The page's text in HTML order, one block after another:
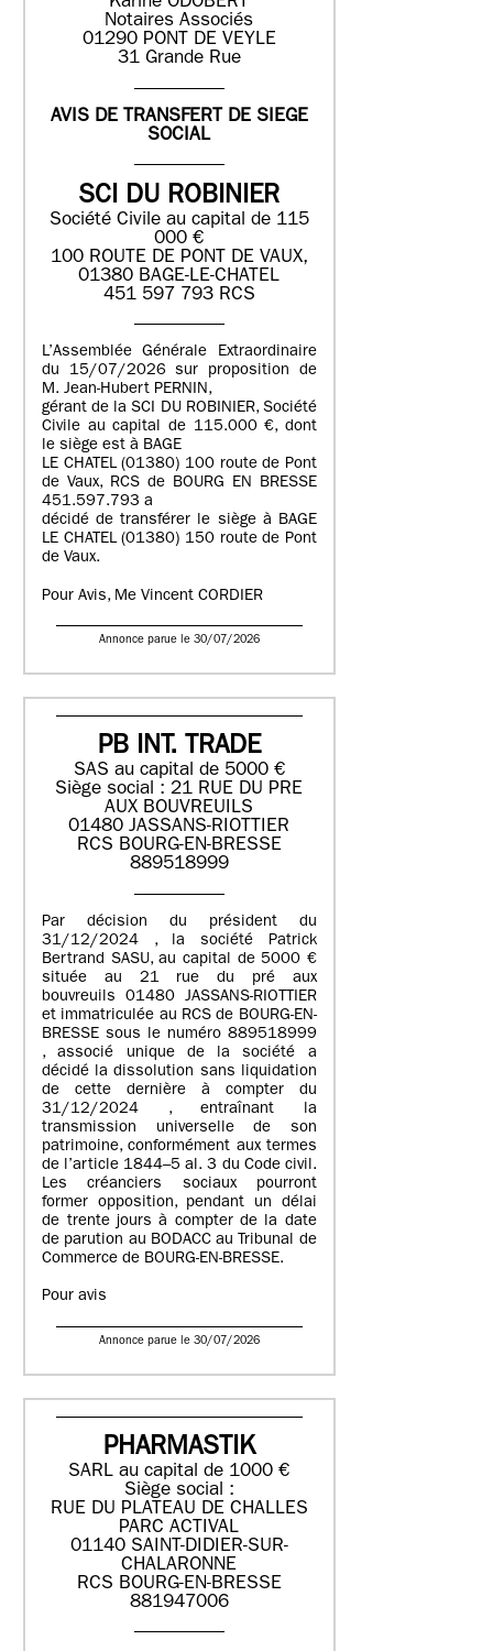
Notaires Associés
01290 PONT DE VEYLE
31 Grande Rue
AVIS DE TRANSFERT DE SIEGE
SOCIAL
SCI DU ROBINIER
Société Civile au capital de 115
000 €
100 ROUTE DE PONT DE VAUX,
01380 BAGE-LE-CHATEL
451 597 793 RCS
L’Assemblée Générale Extraordinaire
du 15/07/2026 sur proposition de
M. Jean-Hubert PERNIN,
gérant de la SCI DU ROBINIER, Société
Civile au capital de 115.000 €, dont
le siège est à BAGE
LE CHATEL (01380) 100 route de Pont
de Vaux, RCS de BOURG EN BRESSE
451.597.793 a
décidé de transférer le siège à BAGE
LE CHATEL (01380) 150 route de Pont
de Vaux.
Pour Avis, Me Vincent CORDIER
Annonce parue le 30/07/2026
PB INT. TRADE
SAS au capital de 5000 €
Siège social : 21 RUE DU PRE
AUX BOUVREUILS
01480 JASSANS-RIOTTIER
RCS BOURG-EN-BRESSE
889518999
Par décision du président du
31/12/2024 , la société Patrick
Bertrand SASU, au capital de 5000 €
située au 21 rue du pré aux
bouvreuils 01480 JASSANS-RIOTTIER
et immatriculée au RCS de BOURG-EN-
BRESSE sous le numéro 889518999
, associé unique de la société a
décidé la dissolution sans liquidation
de cette dernière à compter du
31/12/2024 , entraînant la
transmission universelle de son
patrimoine, conformément aux termes
de l’article 1844–5 al. 3 du Code civil.
Les créanciers sociaux pourront
former opposition, pendant un délai
de trente jours à compter de la date
de parution au BODACC au Tribunal de
Commerce de BOURG-EN-BRESSE.
Pour avis
Annonce parue le 30/07/2026
PHARMASTIK
SARL au capital de 1000 €
Siège social :
RUE DU PLATEAU DE CHALLES
PARC ACTIVAL
01140 SAINT-DIDIER-SUR-
CHALARONNE
RCS BOURG-EN-BRESSE
881947006